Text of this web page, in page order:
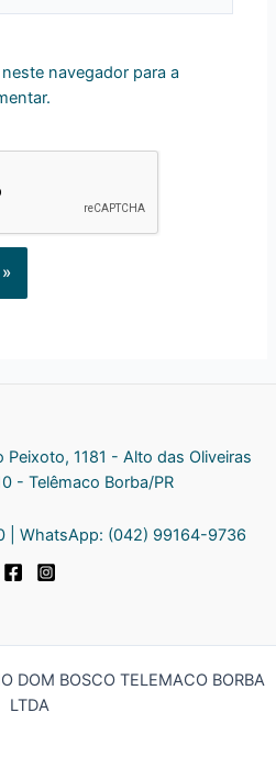
navegador para a
1181 - Alto das Oliveiras
- Telêmaco Borba/PR
| WhatsApp: (042) 99164-9736
BOSCO TELEMACO BORBA
LTDA